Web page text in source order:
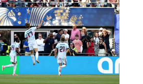
16 besar Piala Dunia 2026